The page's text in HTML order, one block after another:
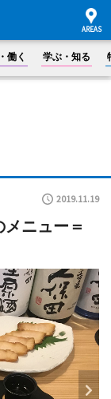
働く 学ぶ・知る
2019.11.19
メニュー＝